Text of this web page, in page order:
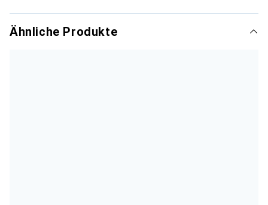
Ähnliche Produkte